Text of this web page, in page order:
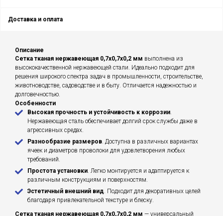
Доставка и оплата
Описание
Сетка тканая нержавеющая 0,7х0,7х0,2 мм выполнена из
высококачественной нержавеющей стали. Идеально подходит для
решения широкого спектра задач в промышленности, строительстве,
животноводстве, садоводстве и в быту. Отличается надежностью и
долговечностью.
Особенности
Высокая прочность и устойчивость к коррозии.
Нержавеющая сталь обеспечивает долгий срок службы даже в
агрессивных средах.
Разнообразие размеров. Доступна в различных вариантах
ячеек и диаметров проволоки для удовлетворения любых
требований.
Простота установки. Легко монтируется и адаптируется к
различным конструкциям и поверхностям.
Эстетичный внешний вид. Подходит для декоративных целей
благодаря привлекательной текстуре и блеску.
Сетка тканая нержавеющая 0,7х0,7х0,2 мм — универсальный